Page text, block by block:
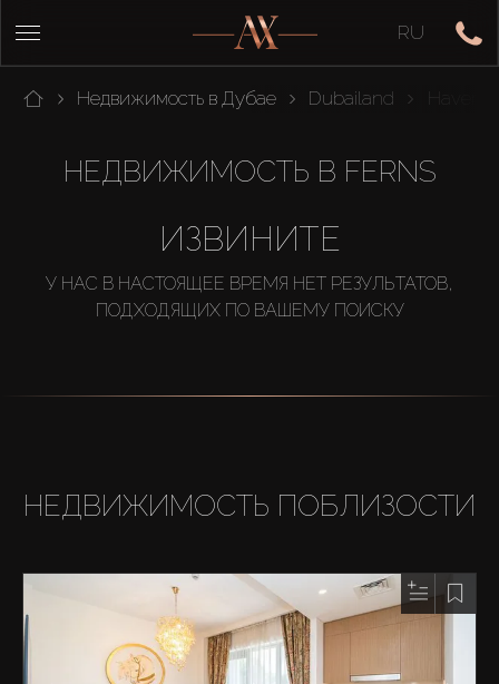
RU
Недвижимость в Дубае Dubailand
НЕДВИЖИМОСТЬ В FERNS
ИЗВИНИТЕ
У НАС В НАСТОЯЩЕЕ ВРЕМЯ НЕТ РЕЗУЛЬТАТОВ,
ПОДХОДЯЩИХ ПО ВАШЕМУ ПОИСКУ
НЕДВИЖИМОСТЬ ПОБЛИЗОСТИ